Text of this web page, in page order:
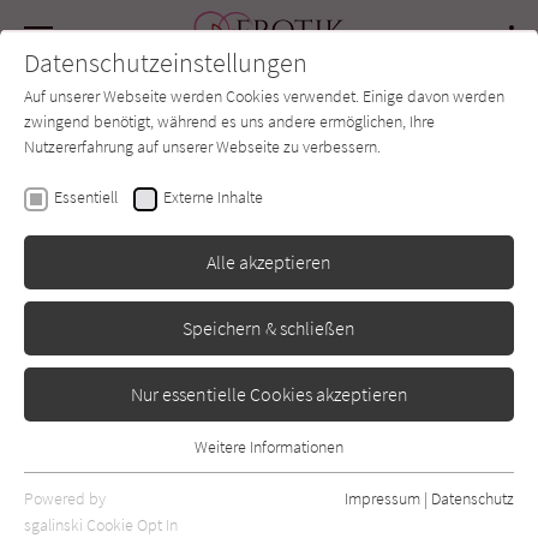
SUCHE Forum Charts Newsletter
Jennifer L. Armentrout
Golden Dynasty -
Brennender als Sehnsucht
Erschienen: Juni 2019 0
Datenschutzeinstellungen
Auf unserer Webseite werden Cookies verwendet. Einige davon werden
zwingend benötigt, während es uns andere ermöglichen, Ihre
Nutzererfahrung auf unserer Webseite zu verbessern.
Essentiell Externe Inhalte
Alle akzeptieren
Speichern & schließen
Nur essentielle Cookies akzeptieren
Essentielle Cookies werden für grundlegende Funktionen der
Webseite benötigt. Dadurch ist gewährleistet, dass die Webseite
Weitere Informationen
Powered by
sgalinski Cookie Opt In
Impressum | Datenschutz